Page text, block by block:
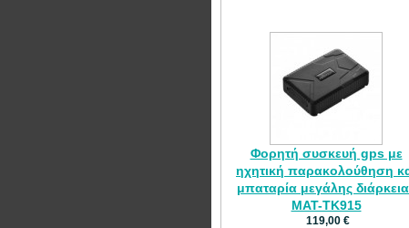
Φορητή συσκευή gps με
ηχητική παρακολούθηση
μπαταρία μεγάλης
MAT-TK915
119,00 €